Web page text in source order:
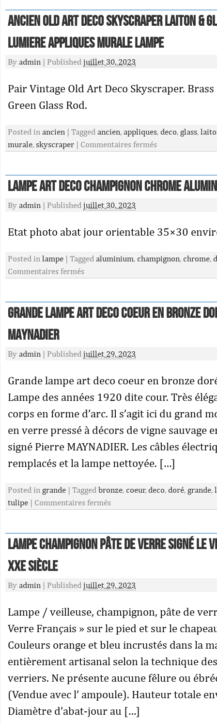
Ancien Old Art Deco Skyscraper Laiton &
Lumiere Appliques murale Lampe
By admin | Published juillet 30, 2023
Pair Vintage Old Art Deco Skyscraper.
Green Glass Rod.
Posted in ancien | Tagged ancien, appliques, deco, glass,
murale, skyscraper | Commentaires fermés
Lampe art deco champignon chrome
By admin | Published juillet 30, 2023
Etat photo abat jour orientable 35×30
Posted in lampe | Tagged aluminium, champignon, chrome,
Commentaires fermés
Grande lampe art deco coeur en bronze
MAYNADIER
By admin | Published juillet 29, 2023
Grande lampe art deco coeur en bronze
Lampe des années 1920 dite cour. Très
corps en forme d’arc. Il s’agit ici du grand
en verre pressé à décors de vigne sauvage
signé Pierre MAYNADIER. Les câbles
remplacés et la lampe nettoyée. […]
Posted in grande | Tagged bronze, coeur, deco, doré, grande,
tulipe | Commentaires fermés
Lampe champignon pâte de verre signé
XXe siècle
By admin | Published juillet 29, 2023
Lampe / veilleuse, champignon, pâte de
Verre Français » sur le pied et sur le
Couleurs orange et bleu incrustés dans la
entièrement artisanal selon la technique
verriers. Ne présente aucune fêlure ou
(Vendue avec l’ ampoule). Hauteur totale
Diamètre d’abat-jour au […]